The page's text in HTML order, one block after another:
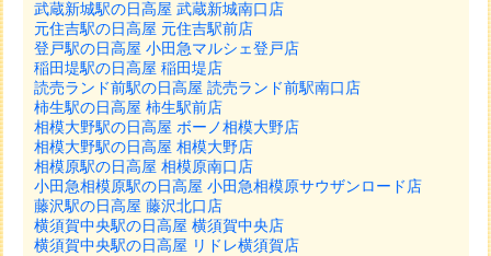
武蔵新城駅の日高屋 武蔵新城南口店
元住吉駅の日高屋 元住吉駅前店
登戸駅の日高屋 小田急マルシェ登戸店
稲田堤駅の日高屋 稲田堤店
読売ランド前駅の日高屋 読売ランド前駅南口店
柿生駅の日高屋 柿生駅前店
相模大野駅の日高屋 ボーノ相模大野店
相模大野駅の日高屋 相模大野店
相模原駅の日高屋 相模原南口店
小田急相模原駅の日高屋 小田急相模原サウザンロード店
藤沢駅の日高屋 藤沢北口店
横須賀中央駅の日高屋 横須賀中央店
横須賀中央駅の日高屋 リドレ横須賀店